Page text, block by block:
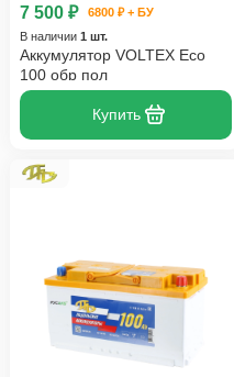
7 500 ₽
6800 ₽ + БУ
В наличии 1 шт.
Аккумулятор VOLTEX Eco
100 обр пол
Купить